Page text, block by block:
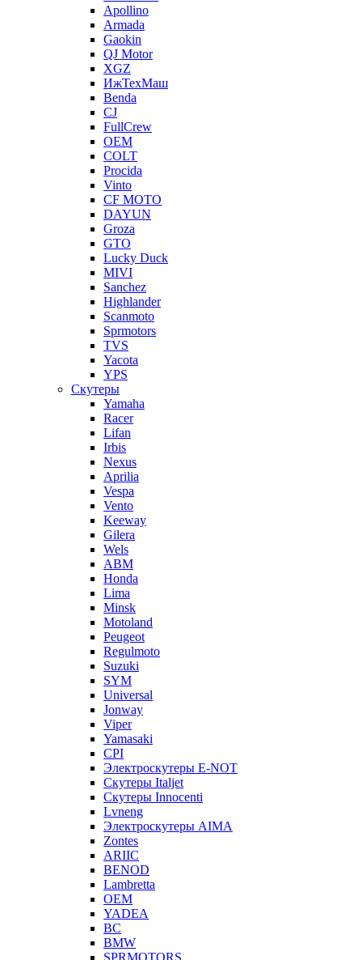
Apollino
Armada
Gaokin
QJ Motor
XGZ
ИжТехМаш
Benda
CJ
FullCrew
OEM
COLT
Procida
Vinto
CF MOTO
DAYUN
Groza
GTO
Lucky Duck
MIVI
Sanchez
Highlander
Scanmoto
Sprmotors
TVS
Yacota
YPS
Скутеры
Yamaha
Racer
Lifan
Irbis
Nexus
Aprilia
Vespa
Vento
Keeway
Gilera
Wels
ABM
Honda
Lima
Minsk
Motoland
Peugeot
Regulmoto
Suzuki
SYM
Universal
Jonway
Viper
Yamasaki
CPI
Электроскутеры E-NOT
Скутеры Italjet
Скутеры Innocenti
Lvneng
Электроскутеры AIMA
Zontes
ARIIC
BENOD
Lambretta
OEM
YADEA
BC
BMW
SPRMOTORS